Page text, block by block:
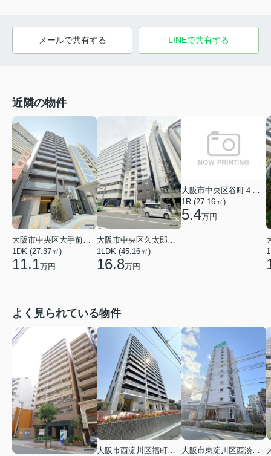
メールで共有する LINEで共有する
近隣の物件
大阪市中央区大手前１丁目
1DK (27.37㎡)
11.1万円
1LDK (45.16㎡)
16.8万円
大阪市中央区谷町４丁目
1R (27.16㎡)
5.4万円
よく見られている物件